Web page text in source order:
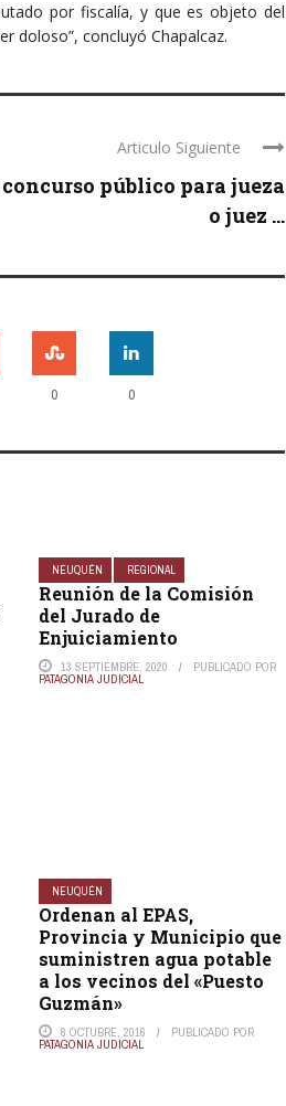
por fiscalía, y que es objeto del
doloso”, concluyó Chapalcaz.
Articulo Siguiente
público para jueza
o juez ...
0 0
NEUQUÉN REGIONAL
Reunión de la Comisión
del Jurado de
Enjuiciamiento
13 SEPTIEMBRE, 2020 PUBLICADO POR
PATAGONIA JUDICIAL
NEUQUÉN
Ordenan al EPAS,
Provincia y Municipio que
suministren agua potable
a los vecinos del «Puesto
Guzmán»
8 OCTUBRE, 2016 PUBLICADO POR
PATAGONIA JUDICIAL